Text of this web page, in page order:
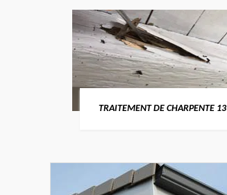
TRAITEMENT DE CHARPENTE 13